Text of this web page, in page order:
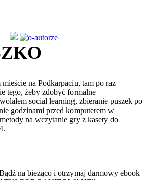
mieście na Podkarpaciu, tam po raz
tego, żeby zdobyć formalne
social learning, zbieranie puszek po
godzinami przed komputerem w
na wczytanie gry z kasety do
na bieżąco i otrzymaj darmowy ebook